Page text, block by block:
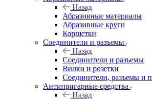
Назад
Абразивные материалы
Абразивные круги
Корщетки
Соединители и разъемы
Назад
Соединители и разъемы
Вилки и розетки
Соединители, разъемы и
Антипригарные средства
Назад